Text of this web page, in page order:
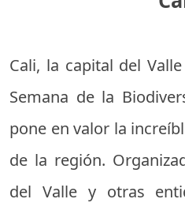
Cali, la capital del
Semana de la
pone en valor la
de la región.
del Valle y otras